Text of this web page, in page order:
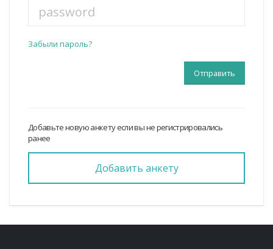
Забыли пароль?
Добавьте новую анкету если вы не регистрировались
ранее
Добавить анкету